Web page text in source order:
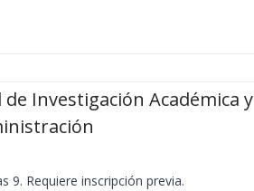
de Investigación Académica y
9. Requiere inscripción previa.